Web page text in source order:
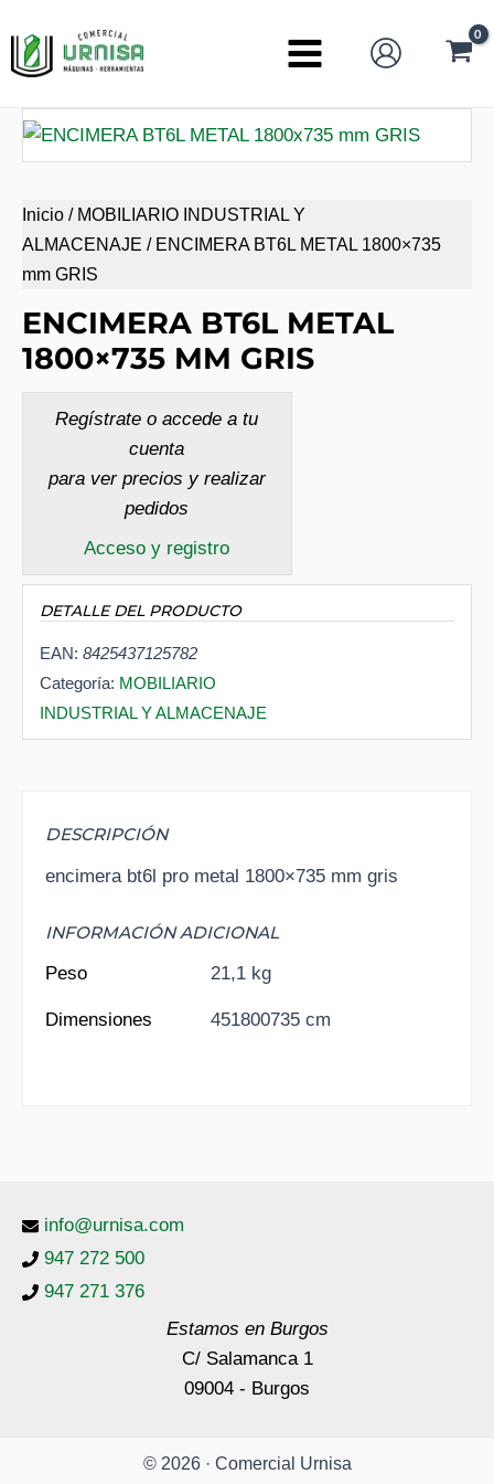
al
contenido
Main
Menu
Inicio / MOBILIARIO INDUSTRIAL Y
ALMACENAJE / ENCIMERA BT6L METAL 1800×735
mm GRIS
ENCIMERA BT6L METAL
1800×735 MM GRIS
Regístrate o accede a tu
cuenta
para ver precios y realizar
pedidos
Acceso y registro
DETALLE DEL PRODUCTO
EAN: 8425437125782
Categoría: MOBILIARIO
INDUSTRIAL Y ALMACENAJE
DESCRIPCIÓN
encimera bt6l pro metal 1800×735 mm gris
INFORMACIÓN ADICIONAL
Peso
21,1 kg
Dimensiones 451800735 cm
info@urnisa.com
947 272 500
947 271 376
Estamos en Burgos
C/ Salamanca 1
09004 - Burgos
© 2026 · Comercial Urnisa